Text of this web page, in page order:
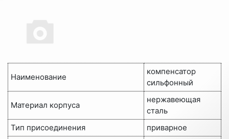
Наименование
компенсатор
сильфонный
Материал корпуса
нержавеющая
сталь
Тип присоединения
приварное